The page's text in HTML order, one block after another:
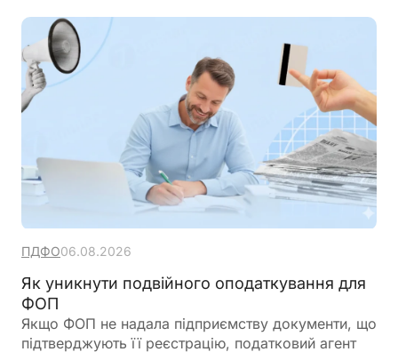
ПДФО06.08.2026
Як уникнути подвійного оподаткування для
ФОП
Якщо ФОП не надала підприємству документи, що
підтверджують її реєстрацію, податковий агент